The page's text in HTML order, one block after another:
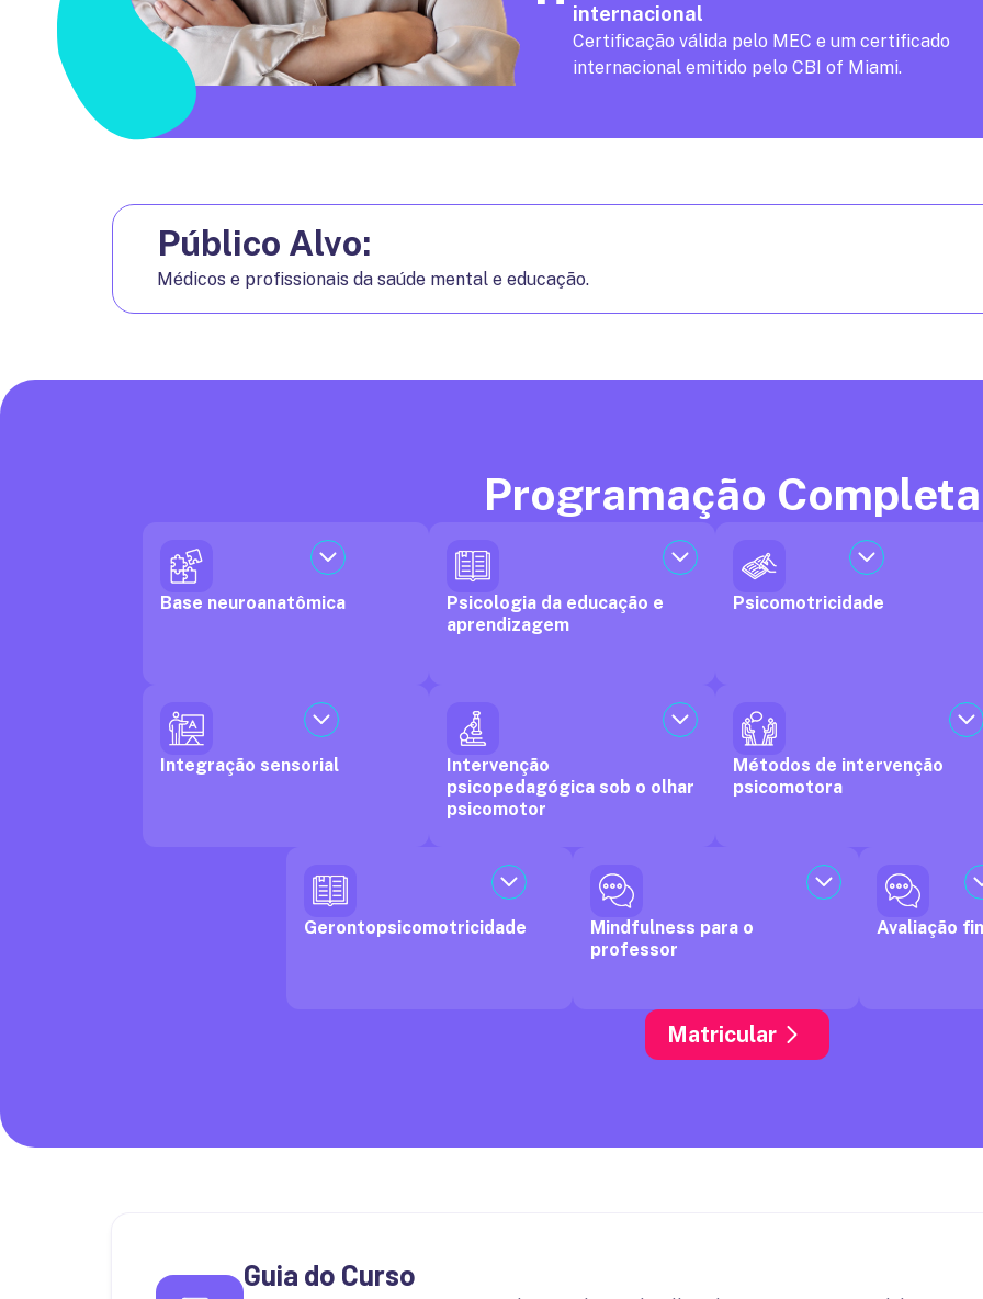
internacional
Certificação válida pelo MEC e um certificado
internacional emitido pelo CBI of Miami.
Público Alvo:
Médicos e profissionais da saúde mental e educação.
Programação
Base neuroanatômica
Psicologia da educação e
aprendizagem
Psicomotricidade
Integração sensorial
Intervenção
psicopedagógica sob o olhar
psicomotor
Métodos de intervenção
psicomotora
Gerontopsicomotricidade
Mindfulness para o
professor
Avaliação
Matricular
Guia do Curso